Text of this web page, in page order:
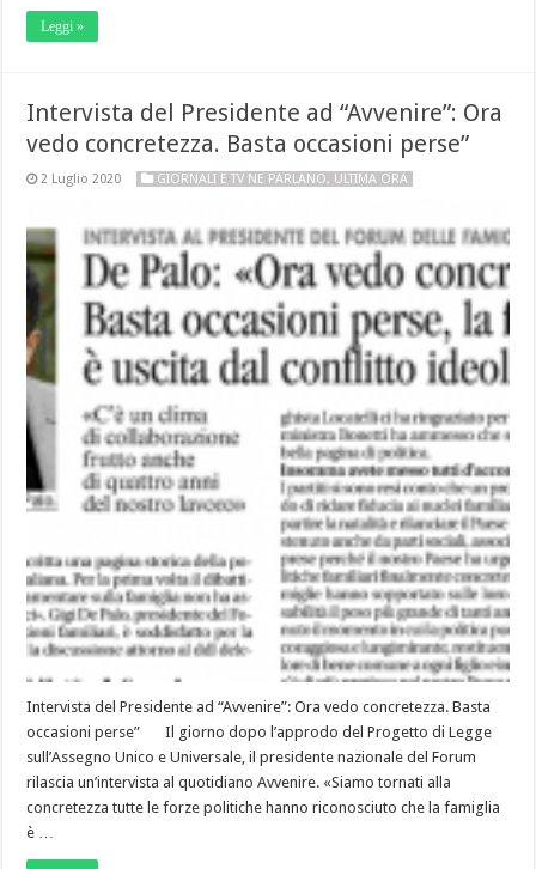
Leggi »
Intervista del Presidente ad “Avvenire”: Ora
vedo concretezza. Basta occasioni perse”
2 Luglio 2020 GIORNALI E TV NE PARLANO, ULTIMA ORA
Intervista del Presidente ad “Avvenire”: Ora vedo concretezza. Basta
occasioni perse” Il giorno dopo l’approdo del Progetto di Legge
sull’Assegno Unico e Universale, il presidente nazionale del Forum
rilascia un’intervista al quotidiano Avvenire. «Siamo tornati alla
concretezza tutte le forze politiche hanno riconosciuto che la famiglia
è …